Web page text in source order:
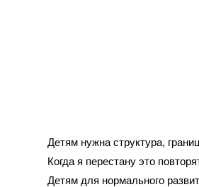
Детям нужна структура,
Когда я перестану это
Детям для нормального